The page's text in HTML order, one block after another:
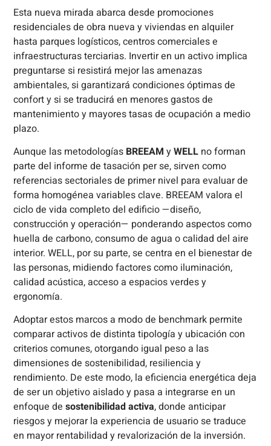
Esta nueva mirada abarca desde promociones
residenciales de obra nueva y viviendas en alquiler
hasta parques logísticos, centros comerciales e
infraestructuras terciarias. Invertir en un activo implica
preguntarse si resistirá mejor las amenazas
ambientales, si garantizará condiciones óptimas de
confort y si se traducirá en menores gastos de
mantenimiento y mayores tasas de ocupación a medio
plazo.
Aunque las metodologías BREEAM yWELL no forman
parte del informe de tasación per se, sirven como
referencias sectoriales de primer nivel para evaluar de
forma homogénea variables clave. BREEAM valora el
ciclo de vida completo del edificio —diseño,
construcción y operación— ponderando aspectos como
huella de carbono, consumo de agua o calidad del aire
interior. WELL, por su parte, se centra en el bienestar de
las personas, midiendo factores como iluminación,
calidad acústica, acceso a espacios verdes y
ergonomía.
Adoptar estos marcos a modo de benchmark permite
comparar activos de distinta tipología y ubicación con
criterios comunes, otorgando igual peso a las
dimensiones de sostenibilidad, resiliencia y
rendimiento. De este modo, la eficiencia energética deja
de ser un objetivo aislado y pasa a integrarse en un
enfoque desostenibilidad activa, donde anticipar
riesgos y mejorar la experiencia de usuario se traduce
en mayor rentabilidad y revalorización de la inversión.